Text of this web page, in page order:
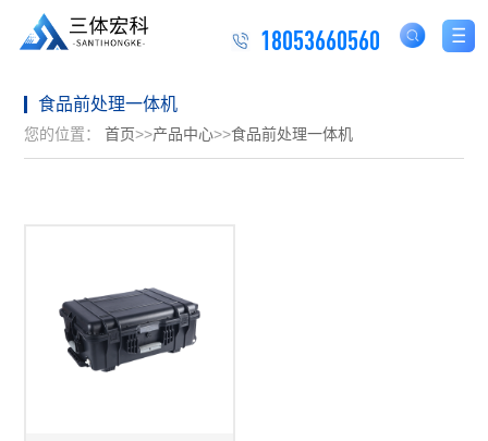
18053660560
食品前处理一体机
您的位置： 首页>>产品中心>>食品前处理一体机